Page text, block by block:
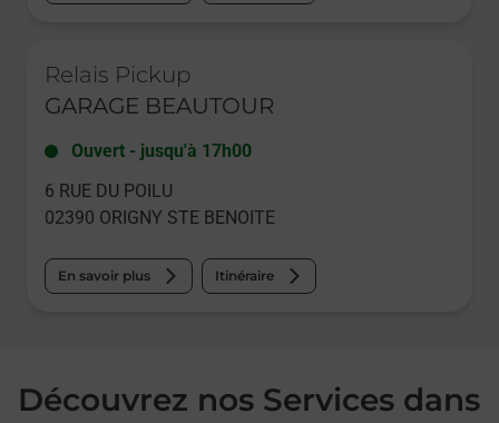
Relais Pickup
GARAGE BEAUTOUR
Ouvert - jusqu'à 17h00
6 RUE DU POILU
02390 ORIGNY STE BENOITE
En savoir plus Itinéraire
Découvrez nos Services dans